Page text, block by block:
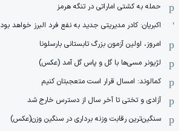
حمله به کشتی اماراتی در تنگه هرمز
اکبریان: کادر مدیریتی جدید به نفع فرد البرز خواهد بود
امروز، اولین آزمون بزرگ تابستانی بارسلونا
لژیونر مسی‌ها با گل و پاس گل آمد (عکس)
کمالوند: امسال قرار است متعجبتان کنیم
آزادی و تختی تا آخر سال از دسترس خارج شد
سنگین‌ترین رقابت وزنه برداری در سنگین وزن(عکس)